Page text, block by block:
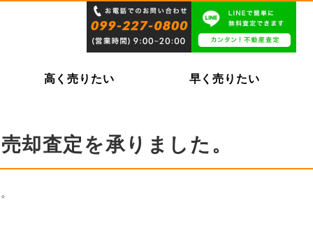
高く売りたい 早く売りたい
却査定を承りました。